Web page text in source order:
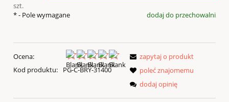
szt.
dodaj do przechowalni
*- Pole wymagane
Ocena:
Kod produktu:
PG-C-BRY-31400
zapytaj o produkt
poleć znajomemu
dodaj opinię